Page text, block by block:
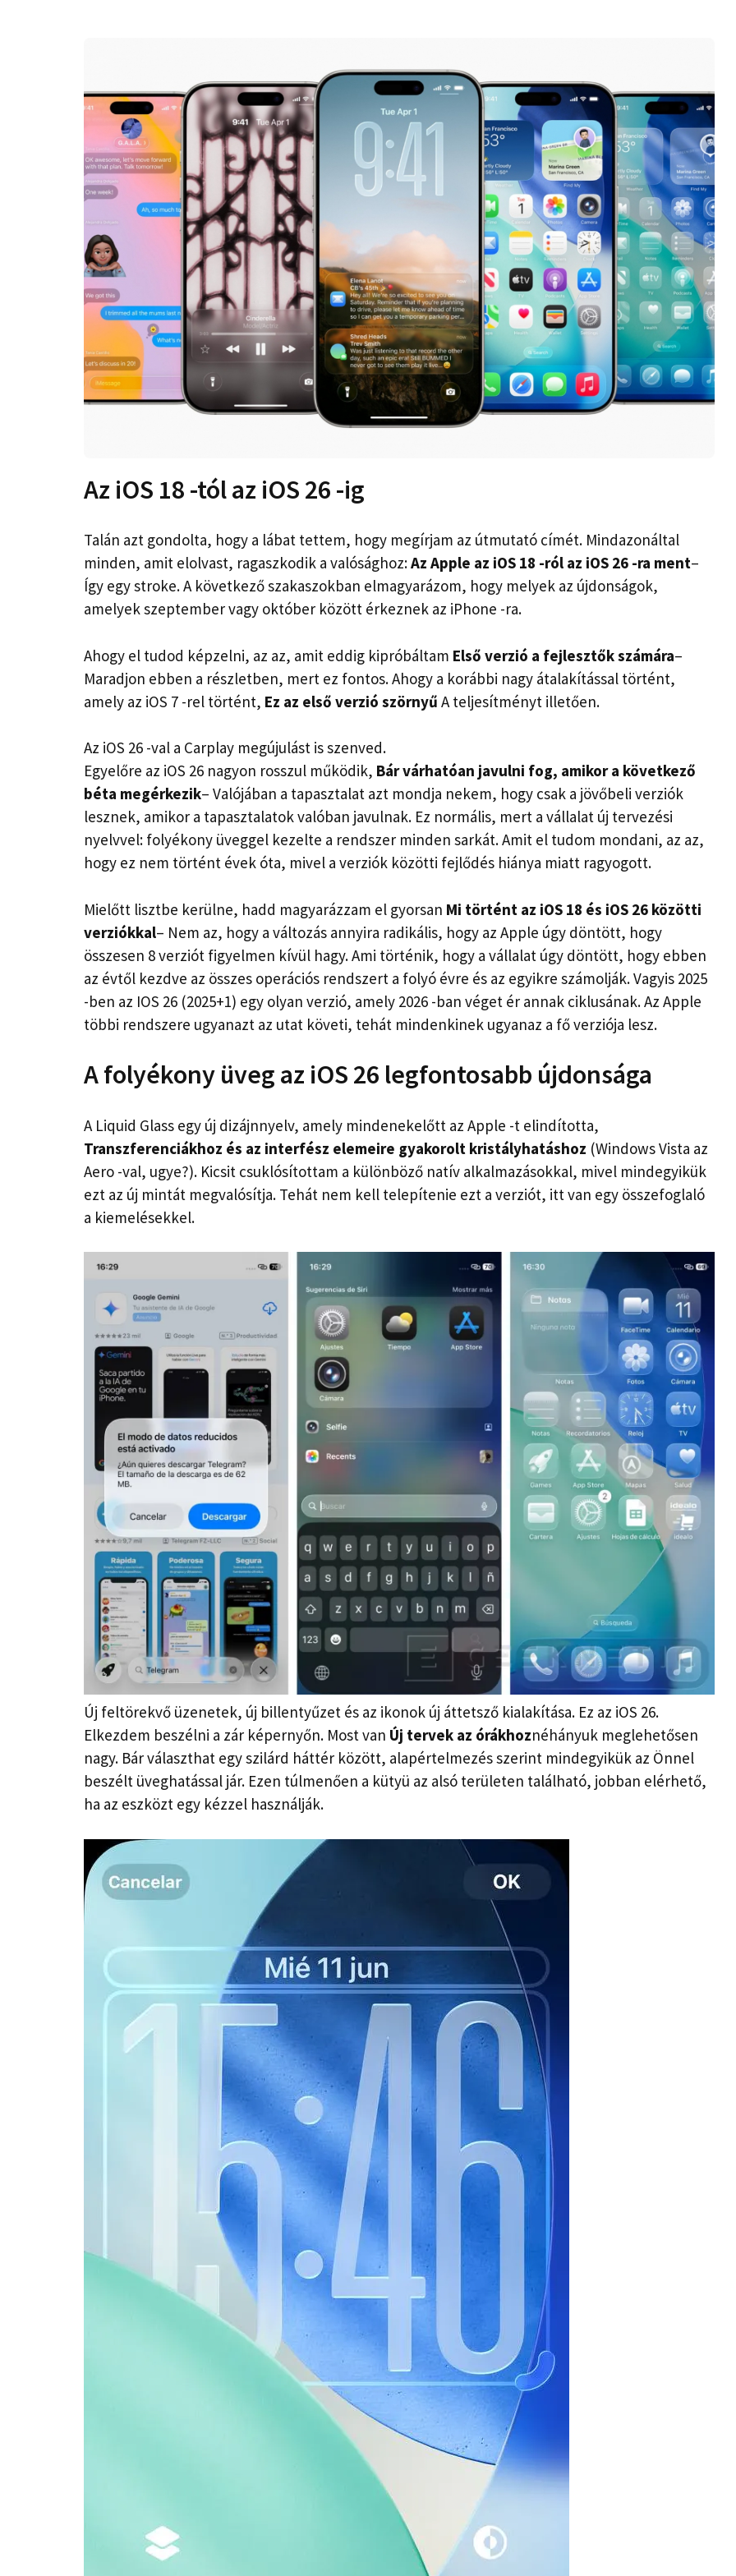
Az iOS 18 -tól az iOS 26 -ig
Talán azt gondolta, hogy a lábat tettem, hogy megírjam az útmutató címét. Mindazonáltal
minden, amit elolvast, ragaszkodik a valósághoz:Az Apple az iOS 18 -ról az iOS 26 -ra ment–
Így egy stroke. A következő szakaszokban elmagyarázom, hogy melyek az újdonságok,
amelyek szeptember vagy október között érkeznek az iPhone -ra.
Ahogy el tudod képzelni, az az, amit eddig kipróbáltam Első verzió a fejlesztők számára–
Maradjon ebben a részletben, mert ez fontos. Ahogy a korábbi nagy átalakítással történt,
amely az iOS 7 -rel történt, Ez az első verzió szörnyű A teljesítményt illetően.
Az iOS 26 -val a Carplay megújulást is szenved.
Egyelőre az iOS 26 nagyon rosszul működik, Bár várhatóan javulni fog, amikor a következő
béta megérkezik– Valójában a tapasztalat azt mondja nekem, hogy csak a jövőbeli verziók
lesznek, amikor a tapasztalatok valóban javulnak. Ez normális, mert a vállalat új tervezési
nyelvvel: folyékony üveggel kezelte a rendszer minden sarkát. Amit el tudom mondani, az az,
hogy ez nem történt évek óta, mivel a verziók közötti fejlődés hiánya miatt ragyogott.
Mielőtt lisztbe kerülne, hadd magyarázzam el gyorsan Mi történt az iOS 18 és iOS 26 közötti
verziókkal– Nem az, hogy a változás annyira radikális, hogy az Apple úgy döntött, hogy
összesen 8 verziót figyelmen kívül hagy. Ami történik, hogy a vállalat úgy döntött, hogy ebben
az évtől kezdve az összes operációs rendszert a folyó évre és az egyikre számolják. Vagyis 2025
-ben az IOS 26 (2025+1) egy olyan verzió, amely 2026 -ban véget ér annak ciklusának. Az Apple
többi rendszere ugyanazt az utat követi, tehát mindenkinek ugyanaz a fő verziója lesz.
A folyékony üveg az iOS 26 legfontosabb újdonsága
A Liquid Glass egy új dizájnnyelv, amely mindenekelőtt az Apple -t elindította,
Transzferenciákhoz és az interfész elemeire gyakorolt ​​kristályhatáshoz (Windows Vista az
Aero -val, ugye?). Kicsit csuklósítottam a különböző natív alkalmazásokkal, mivel mindegyikük
ezt az új mintát megvalósítja. Tehát nem kell telepítenie ezt a verziót, itt van egy összefoglaló
a kiemelésekkel.
Új feltörekvő üzenetek, új billentyűzet és az ikonok új áttetsző kialakítása. Ez az iOS 26.
Elkezdem beszélni a zár képernyőn. Most van Új tervek az órákhoznéhányuk meglehetősen
nagy. Bár választhat egy szilárd háttér között, alapértelmezés szerint mindegyikük az Önnel
beszélt üveghatással jár. Ezen túlmenően a kütyü az alsó területen található, jobban elérhető,
ha az eszközt egy kézzel használják.